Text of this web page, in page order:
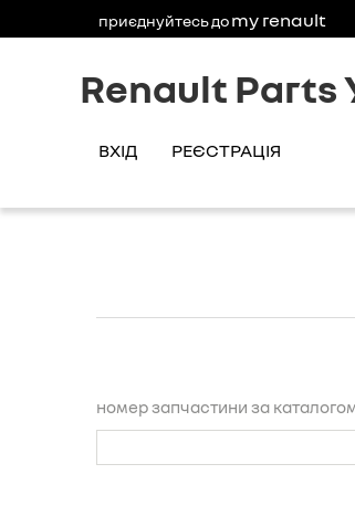
приєднуйтесь доmy renault
Renault Parts
ВХІД РЕЄСТРАЦІЯ
номер запчастини за